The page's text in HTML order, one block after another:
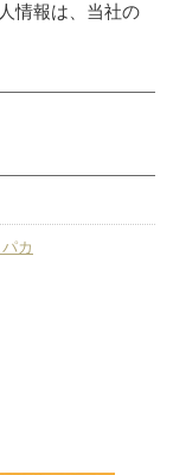
情報は、当社の
カ